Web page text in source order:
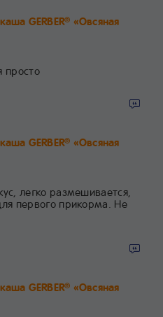
GERBER® «Овсяная
просто
GERBER® «Овсяная
легко размешивается,
первого прикорма. Не
GERBER® «Овсяная